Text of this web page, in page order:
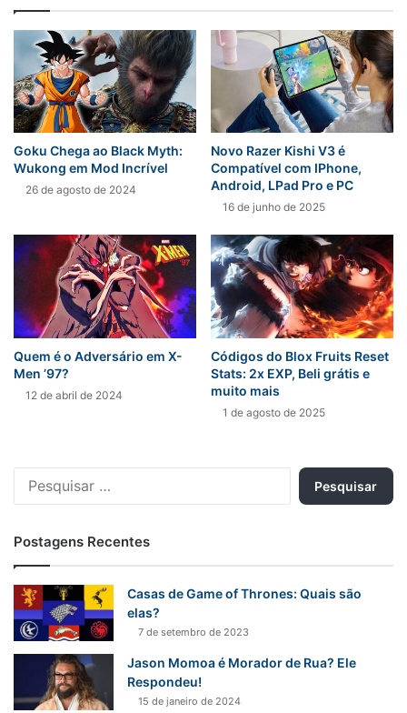
Goku Chega ao Black Myth:
Wukong em Mod Incrível
26 de agosto de 2024
Novo Razer Kishi V3 é
Compatível com IPhone,
Android, LPad Pro e PC
16 de junho de 2025
Quem é o Adversário em X-
Men ’97?
12 de abril de 2024
Códigos do Blox Fruits Reset
Stats: 2x EXP, Beli grátis e
muito mais
1 de agosto de 2025
Pesquisar
Postagens Recentes
Casas de Game of Thrones: Quais são
elas?
7 de setembro de 2023
Jason Momoa é Morador de Rua? Ele
Respondeu!
15 de janeiro de 2024